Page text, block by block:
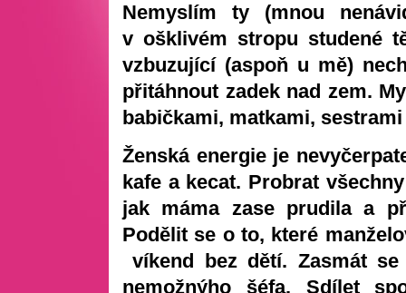
Nemyslím ty (mnou
v ošklivém stropu studené
vzbuzující (aspoň u mě)
přitáhnout zadek nad zem.
babičkami, matkami,
Ženská energie je
kafe a kecat. Probrat
jak máma zase prudila a
Podělit se o to, které
víkend bez dětí. Zasmát
nemožnýho šéfa. Sdílet